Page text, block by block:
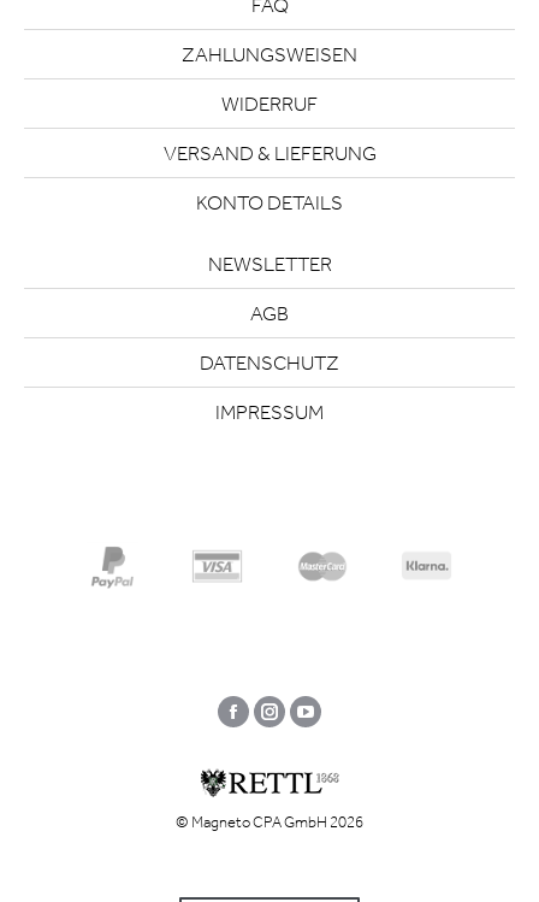
FAQ
ZAHLUNGSWEISEN
WIDERRUF
VERSAND & LIEFERUNG
KONTO DETAILS
NEWSLETTER
AGB
DATENSCHUTZ
IMPRESSUM
Facebook
InstagramYouTube
© Magneto CPA GmbH 2026